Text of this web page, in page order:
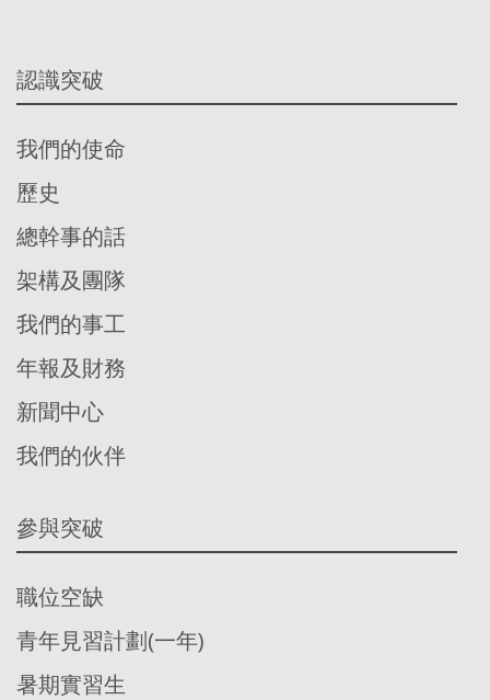
認識突破
我們的使命
歷史
總幹事的話
架構及團隊
我們的事工
年報及財務
新聞中心
我們的伙伴
參與突破
職位空缺
青年見習計劃(一年)
暑期實習生